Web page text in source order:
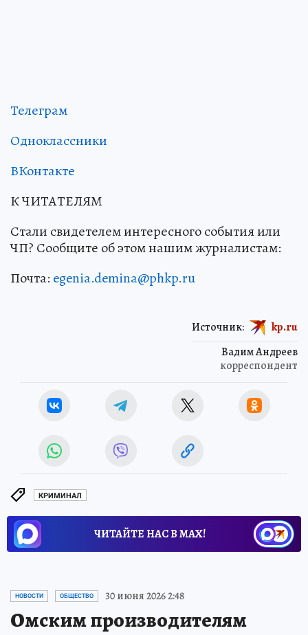
Телеграм
Одноклассники
ВКонтакте
К ЧИТАТЕЛЯМ
Стали свидетелем интересного события или
ЧП? Сообщите об этом нашим журналистам:
Почта: egenia.demina@phkp.ru
Вадим Андреев
корреспондент
Источник: kp.ru
КРИМИНАЛ
ЧИТАЙТЕ НАС В МАХ!
НОВОСТИ ОБЩЕСТВО 30 июня 2026 2:48
Омским производителям